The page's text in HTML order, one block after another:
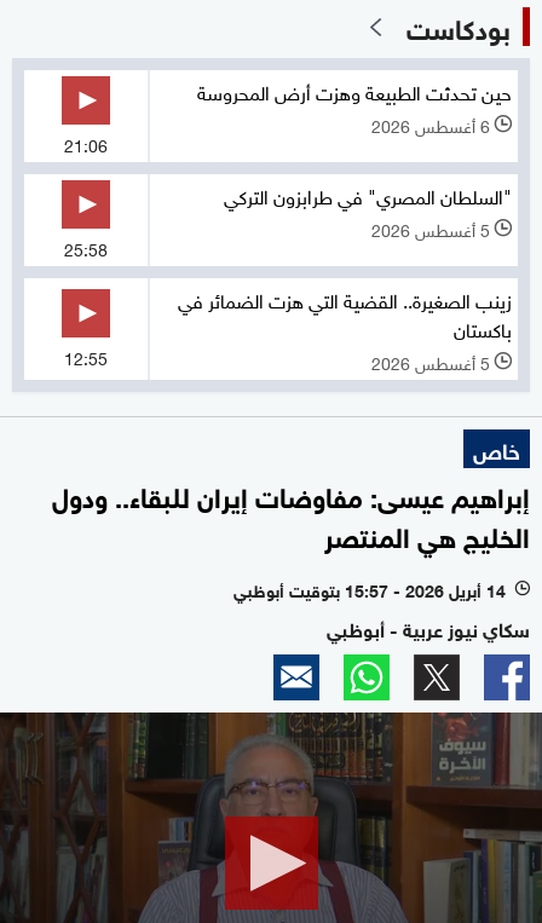
بودكاست
حين تحدثت الطبيعة وهزت أرض المحروسة
l 6 أغسطس 2026
21:06
"السلطان المصري" في طرابزون التركي
l 5 أغسطس 2026
25:58
زينب الصغيرة.. القضية التي هزت الضمائر في
باكستان
l 5 أغسطس 2026 12:55
خاص
إبراهيم عيسى: مفاوضات إيران للبقاء.. ودول
الخليج هي المنتصر
l 14 أبريل 2026 - 15:57 بتوقيت أبوظبي
سكاي نيوز عربية - أبوظبي
0
seconds
46
minutes,
6
seconds